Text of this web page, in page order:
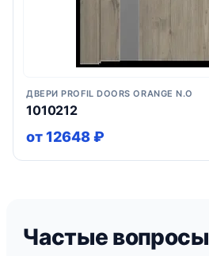
ДВЕРИ PROFIL DOORS ORANGE N.O
1010212
от 12648 ₽
Частые вопросы